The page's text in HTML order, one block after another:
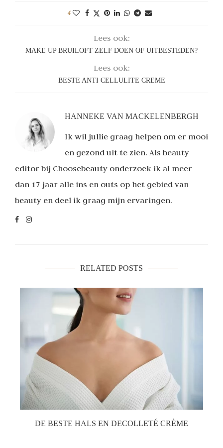
4
Lees ook:
MAKE UP BRUILOFT ZELF DOEN OF UITBESTEDEN?
Lees ook:
BESTE ANTI CELLULITE CREME
HANNEKE VAN MACKELENBERGH
Ik wil jullie graag helpen om er mooi
en gezond uit te zien. Als beauty
editor bij Choosebeauty onderzoek ik al meer
dan 17 jaar alle ins en outs op het gebied van
beauty en deel ik graag mijn ervaringen.
RELATED POSTS
DE BESTE HALS EN DECOLLETÉ CRÈME